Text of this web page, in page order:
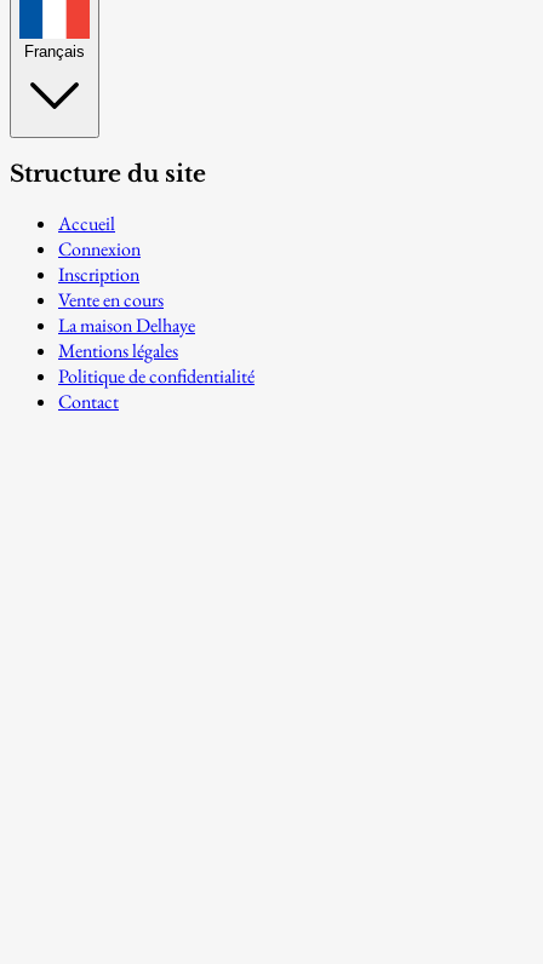
Français
Structure du site
Accueil
Connexion
Inscription
Vente en cours
La maison Delhaye
Mentions légales
Politique de confidentialité
Contact